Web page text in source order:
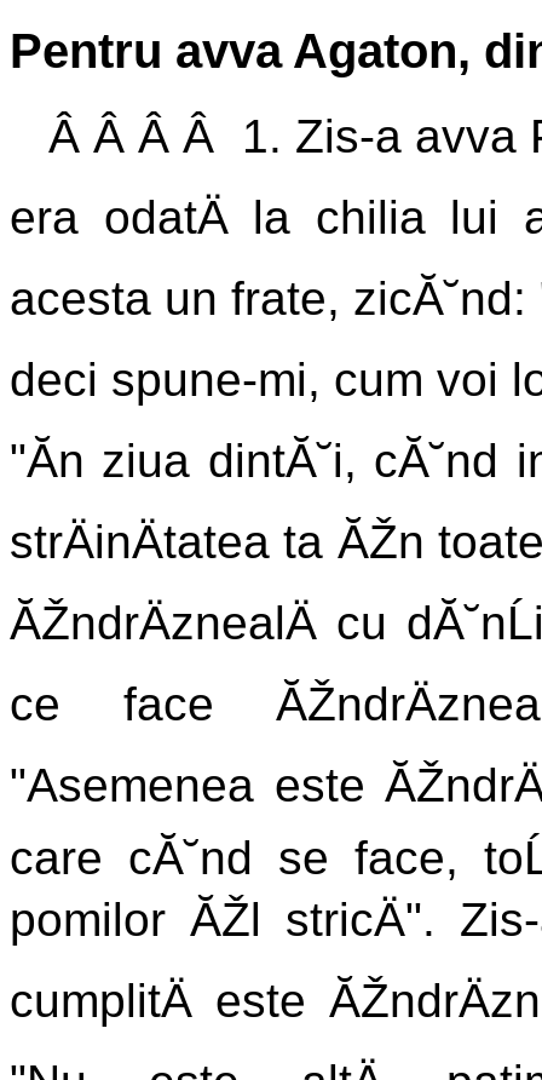
Pentru avva Agaton,
Â Â Â Â 1. Zis-a avva
era odatÄ la chilia lui
acesta un frate,
deci spune-mi, cum voi
"Ăn ziua dintĂ˘i, cĂ˘nd
strÄinÄtatea ta ĂŽn
ĂŽndrÄznealÄ cu
ce face
"Asemenea este
care cĂ˘nd se face,
pomilor ĂŽl stricÄ".
cumplitÄ este